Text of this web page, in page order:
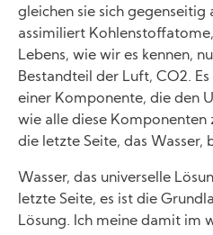
gleichen sie sich gegenseitig
assimiliert
Lebens, wie wir es kennen,
Bestandteil der Luft, CO2.
einer Komponente, die den
wie alle diese Komponenten
die letzte Seite, das Wasser,
Wasser, das universelle
letzte Seite, es ist die
Lösung. Ich meine damit im